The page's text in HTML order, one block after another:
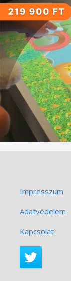
Impresszum
Adatvédelem
Kapcsolat